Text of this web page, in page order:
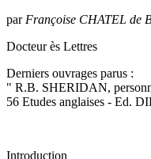
par Françoise CHATEL de
Docteur ès Lettres
Derniers ouvrages parus :
" R.B. SHERIDAN,
56 Etudes anglaises - Ed.
Introduction